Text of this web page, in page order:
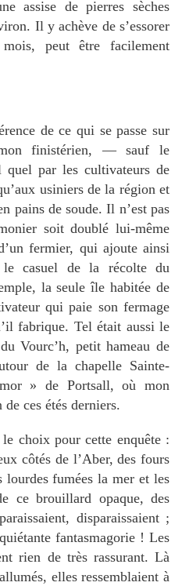
assise de pierres sèches
Il y achève de s’essorer
peut être facilement
de ce qui se passe sur
finistérien, — sauf le
quel par les cultivateurs de
usiniers de la région et
pains de soude. Il n’est pas
soit doublé lui-même
fermier, qui ajoute ainsi
casuel de la récolte du
la seule île habitée de
qui paie son fermage
fabrique. Tel était aussi le
Vourc’h, petit hameau de
de la chapelle Sainte-
» de Portsall, où mon
ces étés derniers.
choix pour cette enquête :
côtés de l’Aber, des fours
fumées la mer et les
ce brouillard opaque, des
disparaissaient ;
fantasmagorie ! Les
rien de très rassurant. Là
elles ressemblaient à